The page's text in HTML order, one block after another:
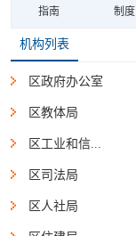
指南
制度
机构列表
区政府办公室
区教体局
区工业和信...
区司法局
区人社局